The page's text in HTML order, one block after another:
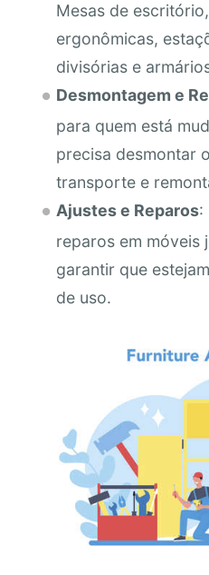
Mesas de
ergonômicas,
divisórias e
Desmontagem e
para quem está
precisa desmontar
transporte e
Ajustes e Reparos:
reparos em móveis
garantir que
de uso.